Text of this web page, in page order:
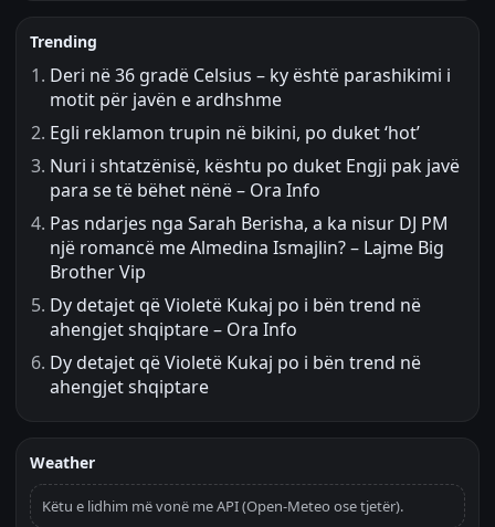
Trending
Deri në 36 gradë Celsius – ky është parashikimi i
motit për javën e ardhshme
Egli reklamon trupin në bikini, po duket ‘hot’
Nuri i shtatzënisë, kështu po duket Engji pak javë
para se të bëhet nënë – Ora Info
Pas ndarjes nga Sarah Berisha, a ka nisur DJ PM
një romancë me Almedina Ismajlin? – Lajme Big
Brother Vip
Dy detajet që Violetë Kukaj po i bën trend në
ahengjet shqiptare – Ora Info
Dy detajet që Violetë Kukaj po i bën trend në
ahengjet shqiptare
Weather
Këtu e lidhim më vonë me API (Open-Meteo ose tjetër).